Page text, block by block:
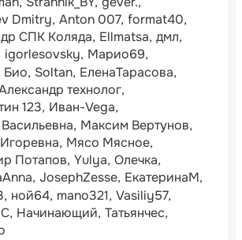
Dmitry Anton 007 format40
СПК Коляда Ellmatsa дмл
igorlesovsky Марио69
Био Soltan ЕленаТарасова
технолог
123 Иван-Vega
Максим Вертунов
Мясо Мясное
Потапов Yulya Олечка
JosephZesse ЕкатеринаМ
ной64 mano321 Vasiliy57
Начинающий Татьянчес